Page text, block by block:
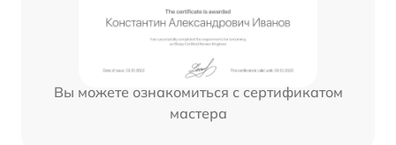
Вы можете ознакомиться с сертификатом
мастера